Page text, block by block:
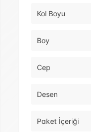
Kol Boyu
Boy
Cep
Desen
Paket İçeriği